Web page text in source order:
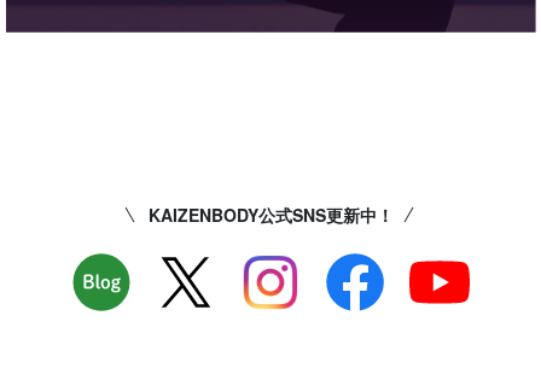
KAIZENBODY公式SNS更新中！